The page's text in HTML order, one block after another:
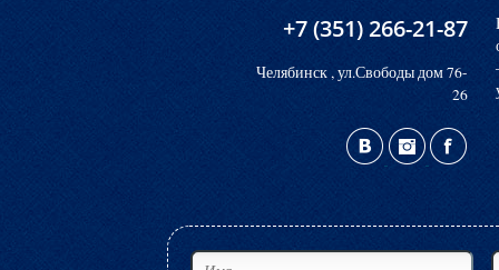
+7 (351) 266-21-87
Челябинск , ул.Свободы дом 76-
26